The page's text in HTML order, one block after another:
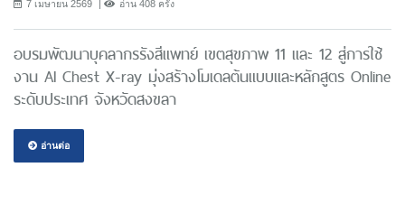
7 เมษายน 2569 อ่าน 408 ครั้ง
อบรมพัฒนาบุคลากรรังสีแพทย์ เขตสุขภาพ 11 และ 12 สู่การใช้
งาน AI Chest X-ray มุ่งสร้างโมเดลต้นแบบและหลักสูตร Online
ระดับประเทศ จังหวัดสงขลา
อ่านต่อ